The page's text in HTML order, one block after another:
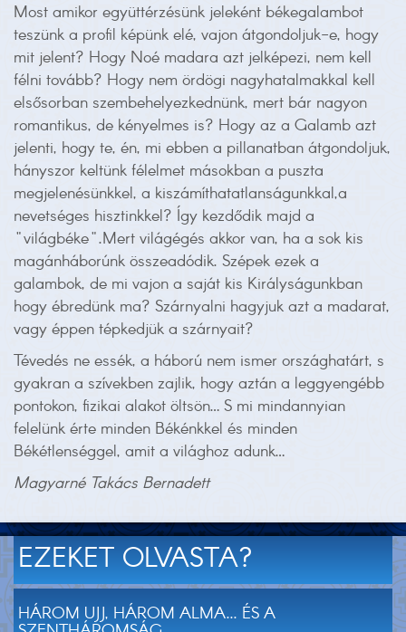
Most amikor együttérzésünk jeleként békegalambot
teszünk a profil képünk elé, vajon átgondoljuk-e, hogy
mit jelent? Hogy Noé madara azt jelképezi, nem kell
félni tovább? Hogy nem ördögi nagyhatalmakkal kell
elsősorban szembehelyezkednünk, mert bár nagyon
romantikus, de kényelmes is? Hogy az a Galamb azt
jelenti, hogy te, én, mi ebben a pillanatban átgondoljuk,
hányszor keltünk félelmet másokban a puszta
megjelenésünkkel, a kiszámíthatatlanságunkkal,a
nevetséges hisztinkkel? Így kezdődik majd a
"világbéke".Mert világégés akkor van, ha a sok kis
magánháborúnk összeadódik. Szépek ezek a
galambok, de mi vajon a saját kis Királyságunkban
hogy ébredünk ma? Szárnyalni hagyjuk azt a madarat,
vagy éppen tépkedjük a szárnyait?
Tévedés ne essék, a háború nem ismer országhatárt, s
gyakran a szívekben zajlik, hogy aztán a leggyengébb
pontokon, fizikai alakot öltsön… S mi mindannyian
felelünk érte minden Békénkkel és minden
Békétlenséggel, amit a világhoz adunk…
Magyarné Takács Bernadett
EZEKET OLVASTA?
HÁROM UJJ, HÁROM ALMA... ÉS A